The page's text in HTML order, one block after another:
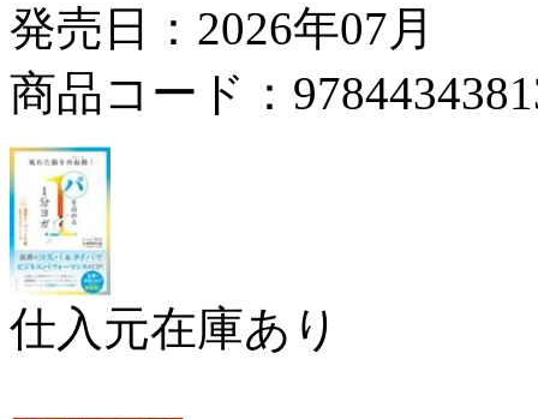
発売日：2026年07月
商品コード：
仕入元在庫あり